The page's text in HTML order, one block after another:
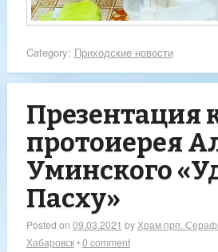
Category: Приходские новости
Презентация
протоиерея
Уминского
Пасху»
Posted on 09.03.2021 by Храм прп.
Хабаровск•0 comment